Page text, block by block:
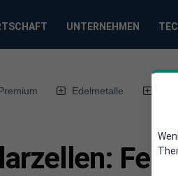
UNTERNEHMEN
Edelmetalle